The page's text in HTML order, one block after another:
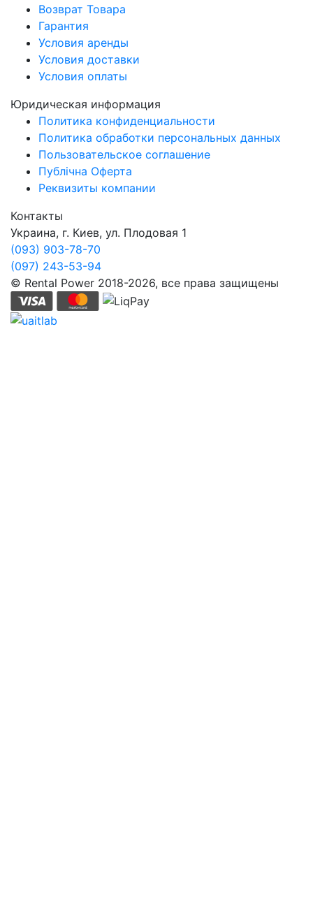
Возврат Товара
Гарантия
Условия аренды
Условия доставки
Условия оплаты
Юридическая информация
Политика конфиденциальности
Политика обработки персональных данных
Пользовательское соглашение
Публічна Оферта
Реквизиты компании
Контакты
Украина, г. Киев, ул. Плодовая 1
(093) 903-78-70
(097) 243-53-94
© Rental Power 2018-2026, все права защищены